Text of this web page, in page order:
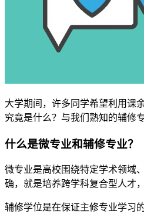
大学期间，许多同学希望利用课
究竟是什么？与我们熟知的辅修
什么是微专业和辅修专业？
微专业是高校围绕特定学术领域
确，就是培养跨学科复合型人才
辅修学位是在保证主修专业学习